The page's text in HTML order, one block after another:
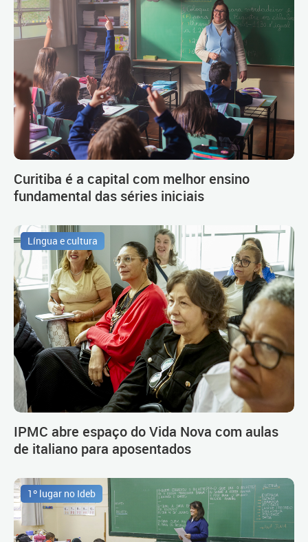
Curitiba é a capital com melhor ensino
fundamental das séries iniciais
Língua e cultura
IPMC abre espaço do Vida Nova com aulas
de italiano para aposentados
1º lugar no Ideb